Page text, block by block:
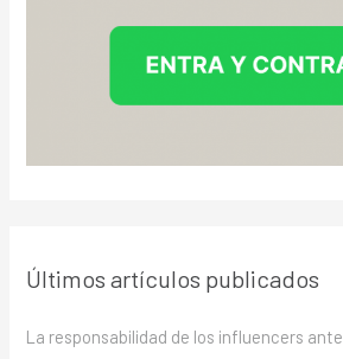
Últimos artículos publicados
La responsabilidad de los influencers